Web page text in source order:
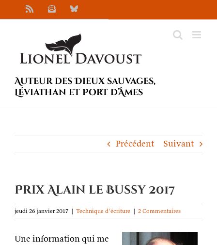
au
NewsletterBluesky
Auteur des Dieux sauvages,
Léviathan et Port d’Âmes
Précédent Suivant
Prix Alain le Bussy 2017
jeudi 26 janvier 2017 | Technique d'écriture | 2 Commentaires
Une information qui me